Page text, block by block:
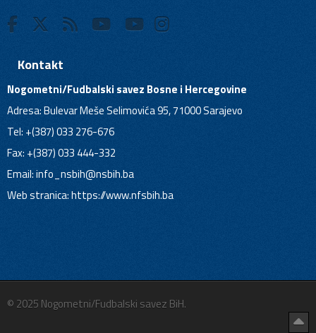
Kontakt
Nogometni/Fudbalski savez Bosne i Hercegovine
Adresa: Bulevar Meše Selimovića 95, 71000 Sarajevo
Tel: +(387) 033 276-676
Fax: +(387) 033 444-332
Email:info_nsbih@nsbih.ba
Web stranica: https://www.nfsbih.ba
© 2025 Nogometni/Fudbalski savez BiH.